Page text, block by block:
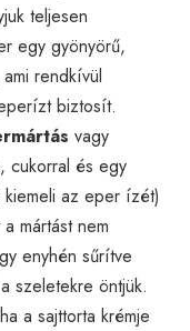
teljesen
egy gyönyörű,
rendkívül
biztosít.
vagy
cukorral és egy
az eper ízét)
mártást nem
enyhén sűrítve
szeletekre öntjük.
a sajttorta krémje